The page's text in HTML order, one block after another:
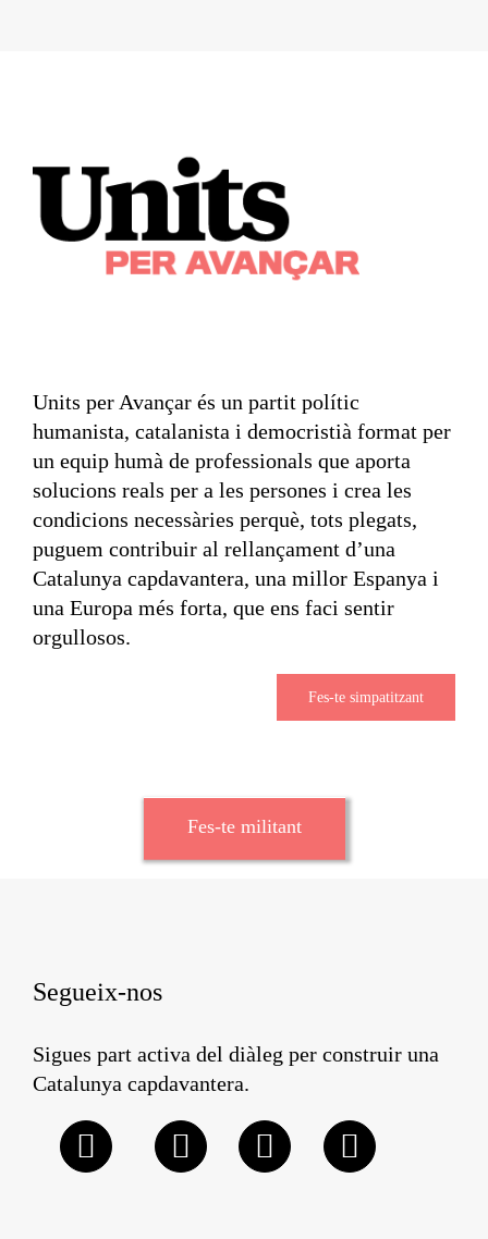
Units per Avançar és un partit polític
humanista, catalanista i democristià format per
un equip humà de professionals que aporta
solucions reals per a les persones i crea les
condicions necessàries perquè, tots plegats,
puguem contribuir al rellançament d’una
Catalunya capdavantera, una millor Espanya i
una Europa més forta, que ens faci sentir
orgullosos.
Fes-te simpatitzant
Fes-te militant
Segueix-nos
Sigues part activa del diàleg per construir una
Catalunya capdavantera.